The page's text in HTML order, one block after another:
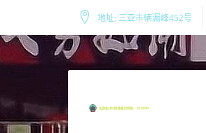
地址: 三亚市辆漏峰452号